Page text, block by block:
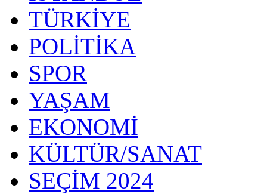
TÜRKİYE
POLİTİKA
SPOR
YAŞAM
EKONOMİ
KÜLTÜR/SANAT
SEÇİM 2024